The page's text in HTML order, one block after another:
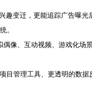
趣变迁，更能追踪广告曝光
。
像、互动视频、游戏化场
目管理工具、更透明的数据